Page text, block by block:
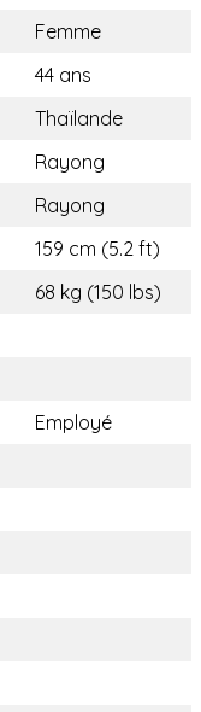
Femme
44 ans
Thaïlande
Rayong
Rayong
159 cm (5.2 ft)
68 kg (150 lbs)
Employé